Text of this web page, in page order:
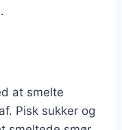
at smelte
Pisk sukker og